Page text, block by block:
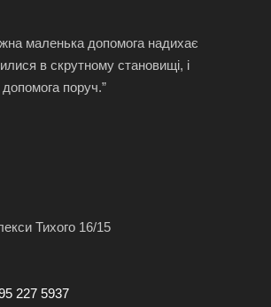
маленька допомога надихає
в скрутному становищі, і
поруч.”
Тихого 16/15
227 5937